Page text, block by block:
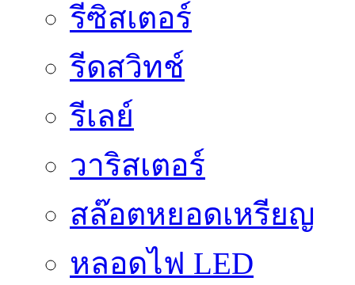
รีซิสเตอร์
รีดสวิทช์
รีเลย์
วาริสเตอร์
สล๊อตหยอดเหรียญ
หลอดไฟ LED